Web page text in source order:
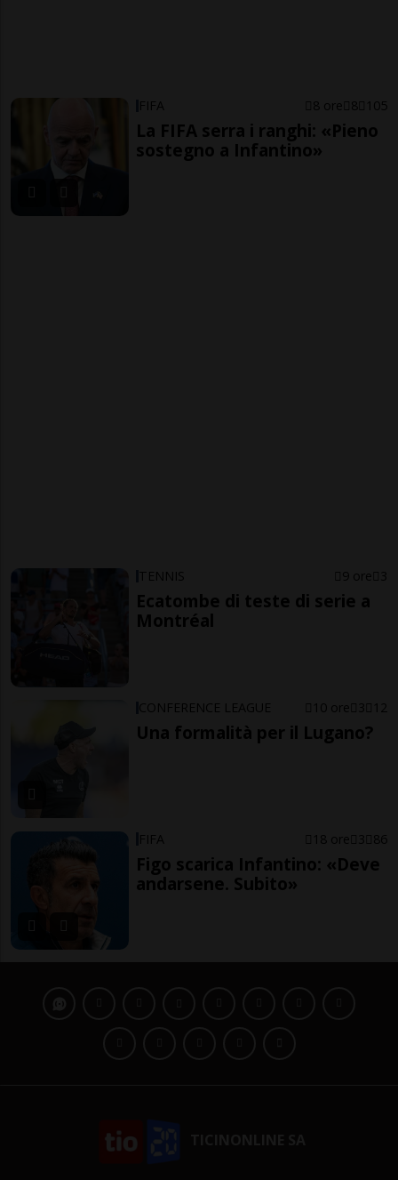
FIFA 8 ore 8 105
La FIFA serra i ranghi: «Pieno
sostegno a Infantino»
TENNIS 9 ore 3
Ecatombe di teste di serie a
Montréal
CONFERENCE LEAGUE 10 ore 3 12
Una formalità per il Lugano?
FIFA 18 ore 3 86
Figo scarica Infantino: «Deve
andarsene. Subito»